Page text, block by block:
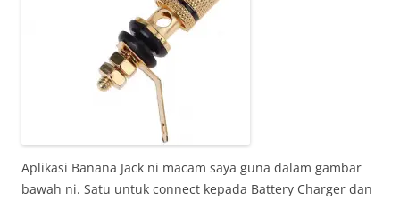
Aplikasi Banana Jack ni macam saya guna dalam gambar
bawah ni. Satu untuk connect kepada Battery Charger dan